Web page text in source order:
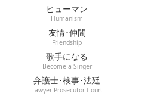
ヒューマン
Humanism
友情･仲間
Friendship
歌手になる
Become a Singer
弁護士･検事･法廷
Lawyer Prosecutor Court